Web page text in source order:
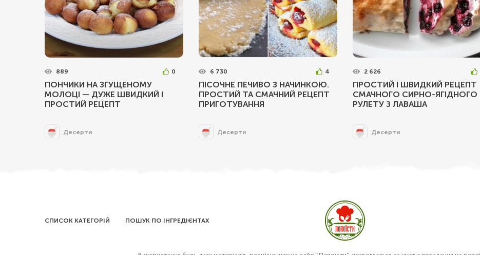
889 0
ПОНЧИКИ НА ЗГУЩЕНОМУ
МОЛОЦІ — ДУЖЕ ШВИДКИЙ І
ПРОСТИЙ РЕЦЕПТ
Десерти
6 730 4
ПІСОЧНЕ ПЕЧИВО З НАЧИНКОЮ.
ПРОСТИЙ ТА СМАЧНИЙ РЕЦЕПТ
ПРИГОТУВАННЯ
Десерти
2 626
ПРОСТИЙ І ШВИДКИЙ РЕЦЕПТ
СМАЧНОГО СИРНО-ЯГІДНОГО
РУЛЕТУ З ЛАВАША
Десерти
СПИСОК КАТЕГОРІЙ ПОШУК ПО ІНГРЕДІЄНТАХ